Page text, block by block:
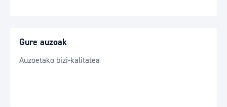
Gure auzoak
Auzoetako bizi-kalitatea